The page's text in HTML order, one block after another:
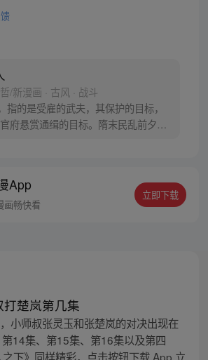
/新漫画 · 古风 · 战斗
指的是受雇的武夫，其保护的目标，
府悬赏通缉的目标。隋末民乱前夕，
App
画畅快看
立即下载
楚岚第几集
小师叔张灵玉和张楚岚的对决出现在
14集、第15集、第16集以及第四
下》同样精彩，点击按钮下载 App 立